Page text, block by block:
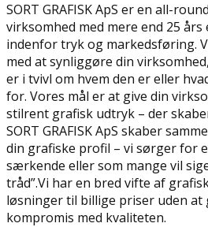
SORT GRAFISK ApS er en all-
virksomhed med mere end 25
indenfor tryk og markedsføring.
med at synliggøre din
er i tvivl om hvem den er eller
for. Vores mål er at give din
stilrent grafisk udtryk – der
SORT GRAFISK ApS skaber
din grafiske profil – vi sørger for
særkende eller som mange vil
tråd”.Vi har en bred vifte af
løsninger til billige priser uden at
kompromis med kvaliteten.